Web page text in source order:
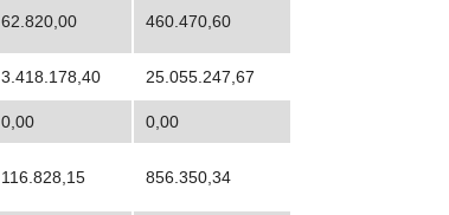
62.820,00 460.470,60
3.418.178,40 25.055.247,67
0,00 0,00
116.828,15 856.350,34